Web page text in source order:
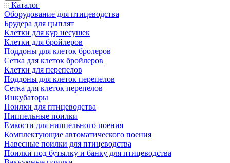
Каталог
Оборудование для птицеводства
Брудера для цыплят
Клетки для кур несушек
Клетки для бройлеров
Поддоны для клеток бролеров
Сетка для клеток бройлеров
Клетки для перепелов
Поддоны для клеток перепелов
Сетка для клеток перепелов
Инкубаторы
Поилки для птицеводства
Ниппельные поилки
Емкости для ниппельного поения
Комплектующие автоматического поения
Навесные поилки для птицеводства
Поилки под бутылку и банку для птицеводства